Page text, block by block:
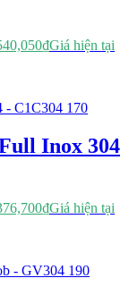
₫Giá hiện tại
Inox 304
₫Giá hiện tại